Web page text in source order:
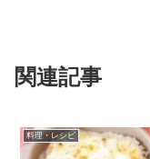
関連記事
料理・レシピ